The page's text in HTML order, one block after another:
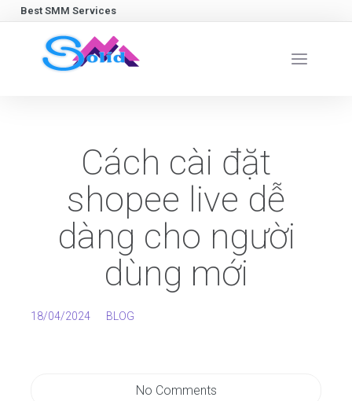
Best SMM Services
Cách cài đặt
shopee live dễ
dàng cho người
dùng mới
18/04/2024 BLOG
No Comments